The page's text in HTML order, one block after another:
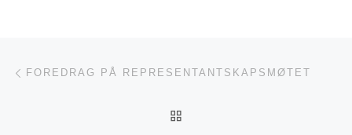
Innleggsnavigasjon
FOREDRAG PÅ REPRESENTANTSKAPSMØTET